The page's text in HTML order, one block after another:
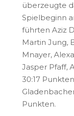
überzeugte
Spielbeginn
führten Aziz
Martin Jung,
Mnayer,
Jasper Pfaff,
30:17
Punkten.